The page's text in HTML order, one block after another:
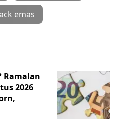
emas
Ramalan
2026